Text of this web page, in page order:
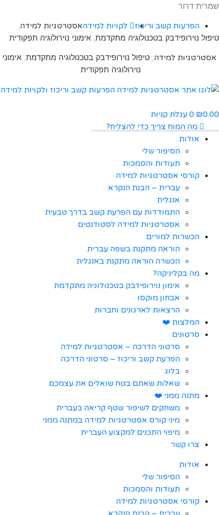
שמרית דרור
הפרעות קשב וריכוז לקויות למידהאסטרטגיות למידה,
טיפול נוירופידבק בטכנולוגיה מתקדמת, אימוני נוירולוגיה תפקודית
אסטרטגיות למידה, טיפול נוירופידבק בטכנולוגיה מתקדמת, אימוני
נוירולוגיה תפקודית
₪0.00
0 עגלת קניות
מה המוח צריך כדי להצליח?
אודות
הסיפור שלי
תעודות והסמכות
קורסי אסטרטגיות למידה
עברית – הבנת הנקרא
אנגלית
התמודדות עם הפרעת קשב בדרך טבעית
אסטרטגיות למידה לסטודנטים
הכשרות למורים
הוראה מתקנת בשפה עברית
הכשרה הוראה מתקנת באנגלית
מה בקליניקה?
אימון נוירופידבק בטכנולוגיה מתקדמת
אבחון מוקסו
הרצאות לארגונים וחברות
המלצות ❤️
סרטונים
סרטוני הדרכה – אסטרטגיות למידה
הפרעת קשב וריכוז – סרטוני הדרכה
בלוג
שאלות שאתם בטח שואלים את עצמכם
מתנה ממני ❤️
משחקים לשיפור שטף קריאה בעברית
מיני קורס אסטרטגיות למידה במתנה ממני
מיפוי התכנים למקצוע העברית
צרו קשר
אודות
הסיפור שלי
תעודות והסמכות
קורסי אסטרטגיות למידה